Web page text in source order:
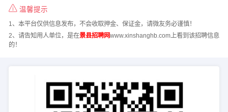
温馨提示
1、本平台仅供信息发布，不会收取押金、保证金，请微友务必谨慎！
2、请告知用人单位，是在景县招聘网www.xinshanghb.com上看到该招聘信息
的！